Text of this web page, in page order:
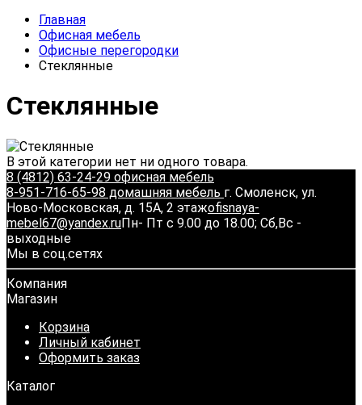
Главная
Офисная мебель
Офисные перегородки
Стеклянные
Стеклянные
В этой категории нет ни одного товара.
8 (4812) 63-24-29 офисная мебель
8-951-716-65-98 домашняя мебель г. Смоленск, ул.
Ново-Московская, д. 15А, 2 этажofisnaya-
mebel67@yandex.ruПн- Пт с 9.00 до 18.00; Сб,Вс -
выходные
Мы в соц.сетях
Компания
Магазин
Корзина
Личный кабинет
Оформить заказ
Каталог